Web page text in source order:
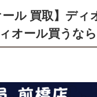
ール 買取】デ
オール買うな